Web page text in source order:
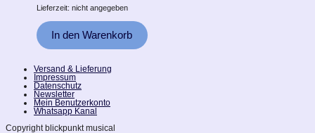
Lieferzeit: nicht angegeben
In den Warenkorb
Versand & Lieferung
Impressum
Datenschutz
Newsletter
Mein Benutzerkonto
Whatsapp Kanal
Copyright blickpunkt musical